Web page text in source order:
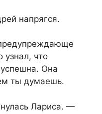
напрягся.
узнал, что
Она
ты думаешь.
Лариса. —